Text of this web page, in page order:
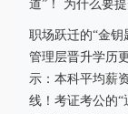
道”！ 为什么要
职场跃迁的“金钥
管理层晋升学历
示：本科平均薪
线！考证考公的